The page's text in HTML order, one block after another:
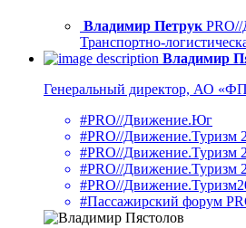
Владимир Петрук
Транспортно-
Владимир
Генеральный директор, АО
#PRO//Движение.Юг
#PRO//Движение.Туризм
#PRO//Движение.Туризм
#PRO//Движение.Туризм
#PRO//
#Пассажирский форум